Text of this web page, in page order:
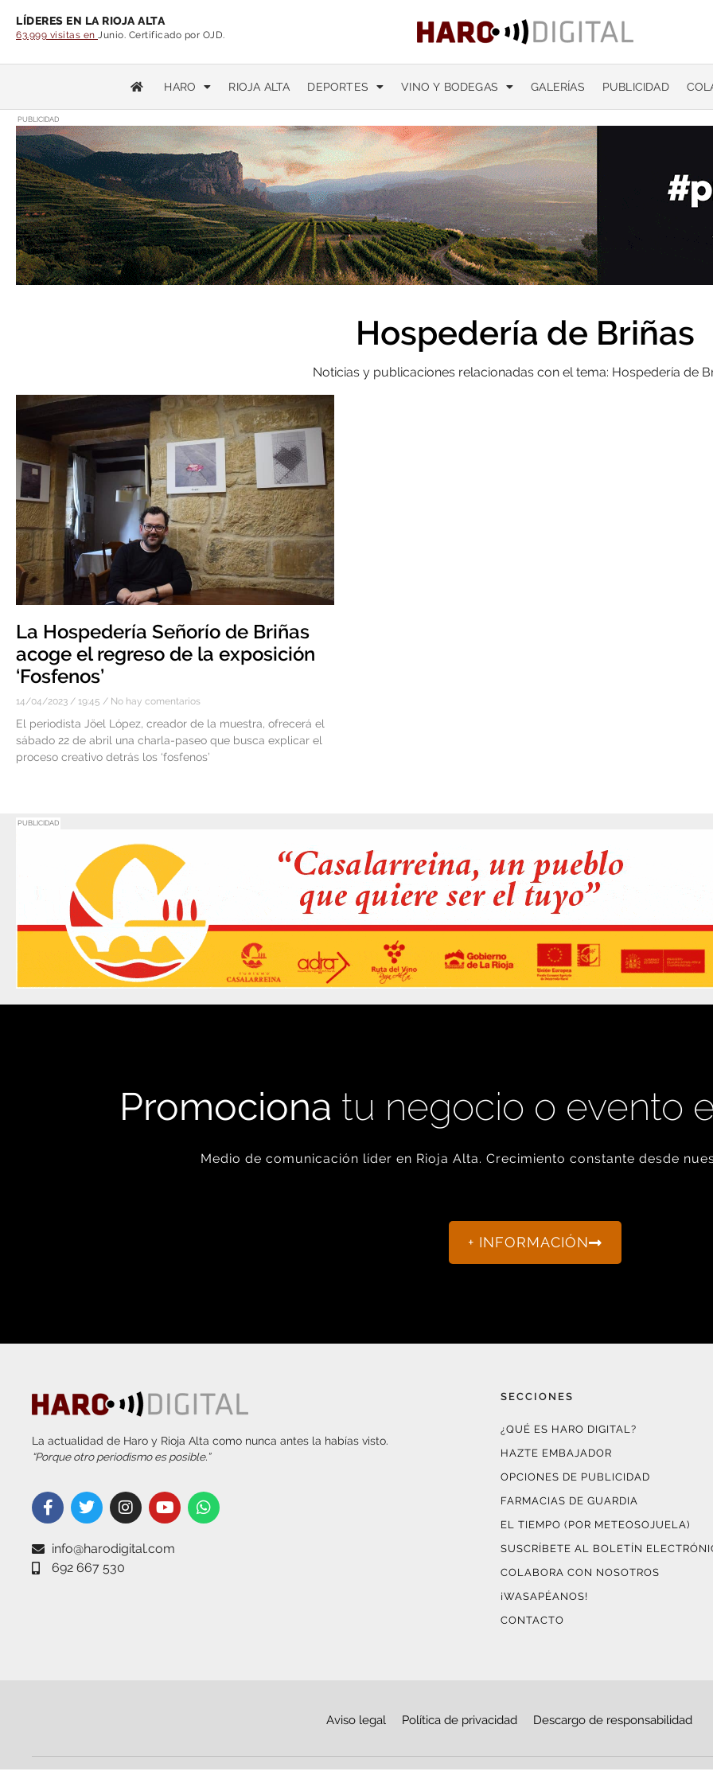
LÍDERES EN LA RIOJA ALTA
63.999 visitas en Junio. Certificado por OJD.
HARO RIOJA ALTA DEPORTES VINO Y BODEGAS GALERÍAS PUBLICIDAD
PUBLICIDAD
Hospedería de Briñas
Noticias y publicaciones relacionadas con el tema: Hospedería de
La Hospedería Señorío de Briñas
acoge el regreso de la exposición
‘Fosfenos’
14/04/2023 19:45 No hay comentarios
El periodista Jöel López, creador de la muestra, ofrecerá el
sábado 22 de abril una charla-paseo que busca explicar el
proceso creativo detrás los ‘fosfenos’
PUBLICIDAD
Promociona tu negocio o evento
Medio de comunicación líder en Rioja Alta. Crecimiento constante desde
+ INFORMACIÓN
La actualidad de Haro y Rioja Alta como nunca antes la habías visto.
“Porque otro periodismo es posible.”
info@harodigital.com
692 667 530
SECCIONES
¿QUÉ ES HARO DIGITAL?
HAZTE EMBAJADOR
OPCIONES DE PUBLICIDAD
FARMACIAS DE GUARDIA
EL TIEMPO (POR METEOSOJUELA)
SUSCRÍBETE AL BOLETÍN
COLABORA CON NOSOTROS
¡WASAPÉANOS!
CONTACTO
Aviso legal Política de privacidad Descargo de responsabilidad